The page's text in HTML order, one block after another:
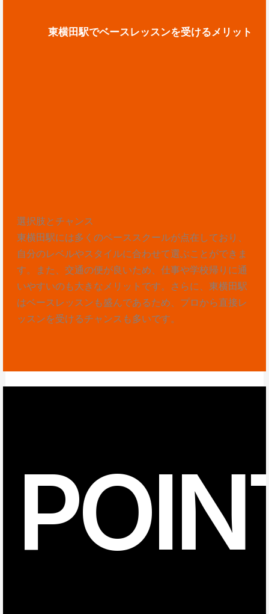
東横田駅でベースレッスンを受けるメリット
選択肢とチャンス
東横田駅には多くのベーススクールが点在しており、
自分のレベルやスタイルに合わせて選ぶことができま
す。また、交通の便が良いため、仕事や学校帰りに通
いやすいのも大きなメリットです。さらに、東横田駅
はベースレッスンも盛んであるため、プロから直接レ
ッスンを受けるチャンスも多いです。